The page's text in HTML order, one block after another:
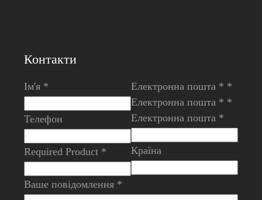
Контакти
Ім'я *
Електронна пошта * *
Електронна пошта * *
Електронна пошта *
Телефон
Країна
Required Product *
Ваше повідомлення *